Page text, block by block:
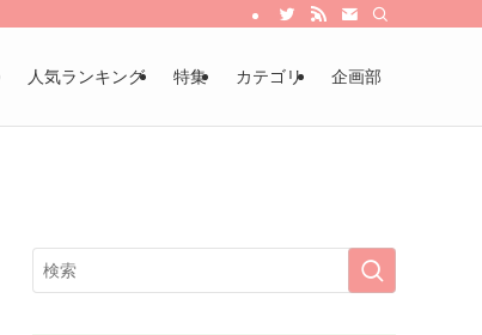
人気ランキング 特集 カテゴリ 企画部